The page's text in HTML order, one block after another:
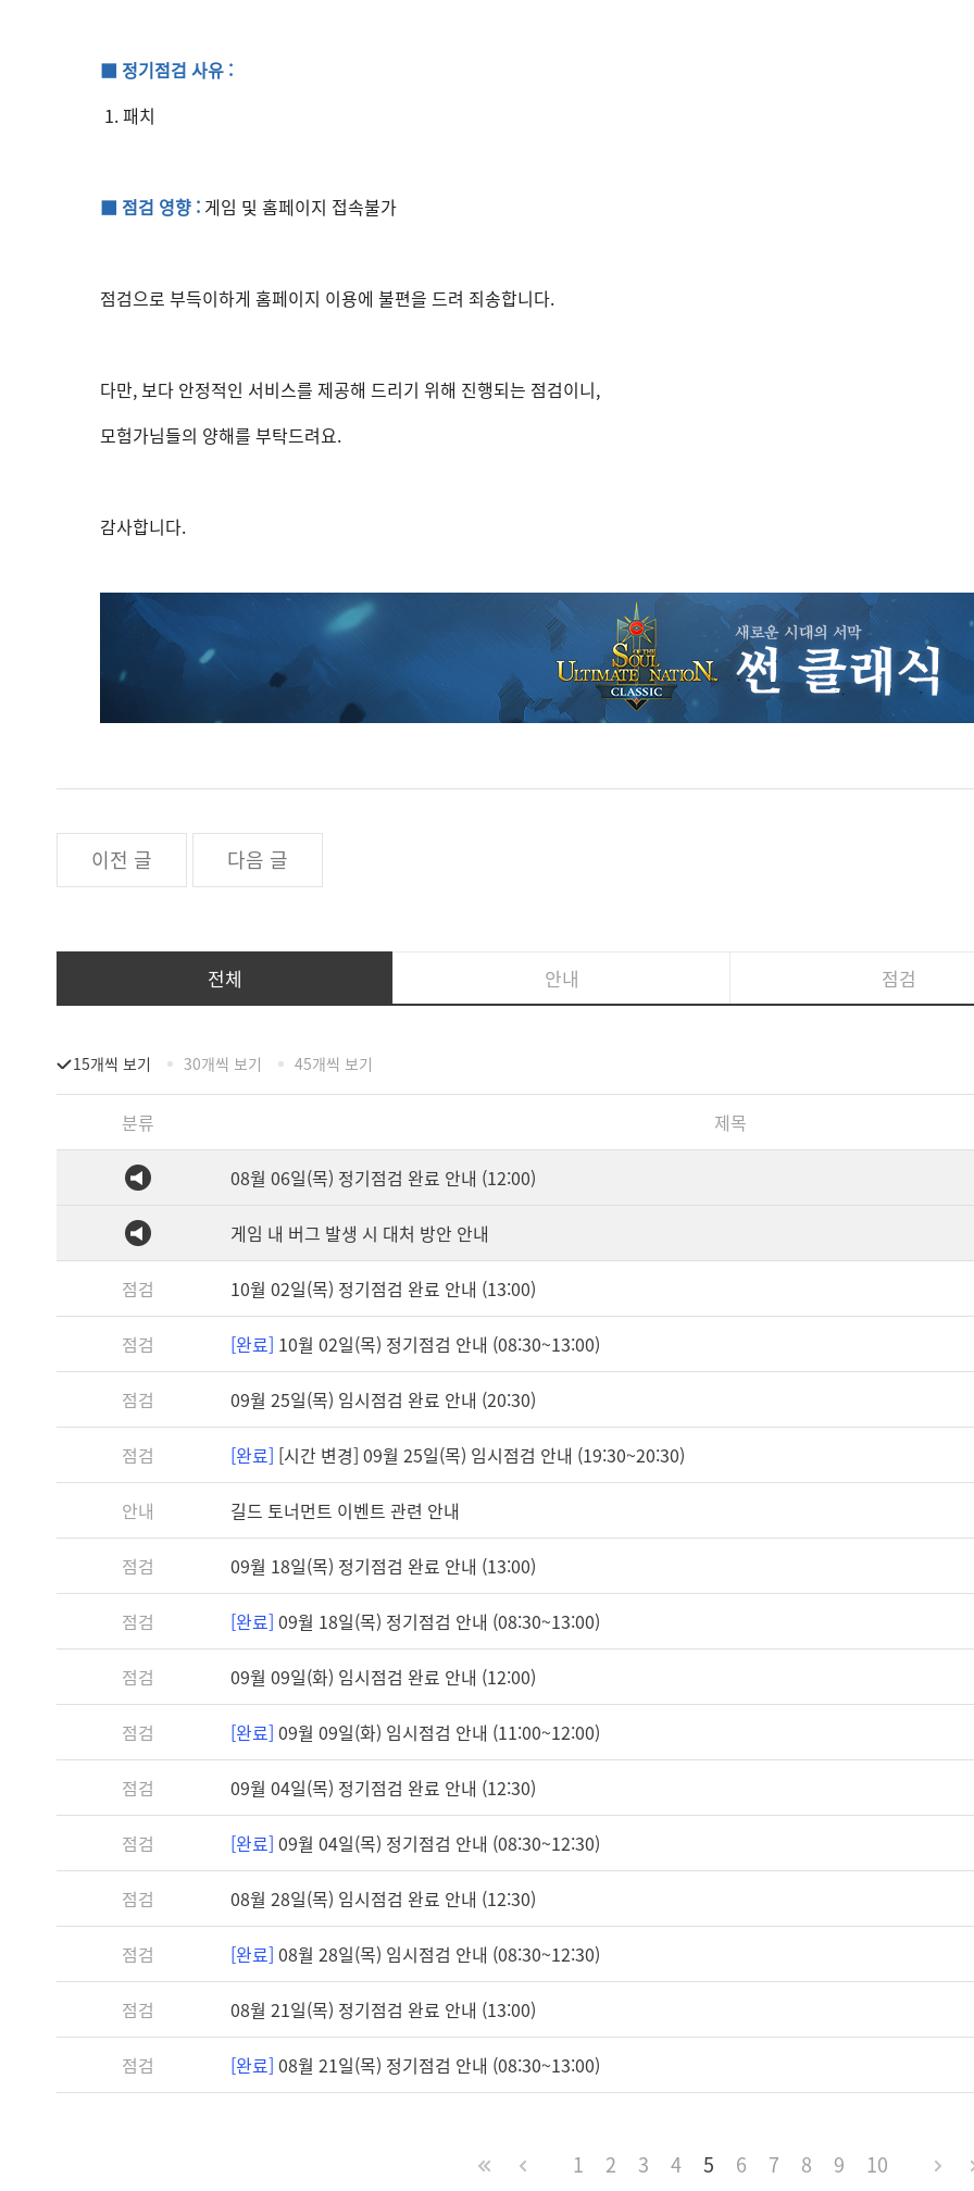
■ 정기점검 사유 :
1. 패치
■ 점검 영향 : 게임 및 홈페이지 접속불가
점검으로 부득이하게 홈페이지 이용에 불편을 드려 죄송합니다.
다만, 보다 안정적인 서비스를 제공해 드리기 위해 진행되는 점검이니,
모험가님들의 양해를 부탁드려요.
감사합니다.
이전 글 다음 글
전체 안내 점검
15개씩 보기 30개씩 보기 45개씩 보기
분류 제목
08월 06일(목) 정기점검 완료 안내 (12:00)
게임 내 버그 발생 시 대처 방안 안내
점검 10월 02일(목) 정기점검 완료 안내 (13:00)
점검 [완료] 10월 02일(목) 정기점검 안내 (08:30~13:00)
점검 09월 25일(목) 임시점검 완료 안내 (20:30)
점검 [완료] [시간 변경] 09월 25일(목) 임시점검 안내 (19:30~20:30)
안내 길드 토너먼트 이벤트 관련 안내
점검 09월 18일(목) 정기점검 완료 안내 (13:00)
점검 [완료] 09월 18일(목) 정기점검 안내 (08:30~13:00)
점검 09월 09일(화) 임시점검 완료 안내 (12:00)
점검 [완료] 09월 09일(화) 임시점검 안내 (11:00~12:00)
점검 09월 04일(목) 정기점검 완료 안내 (12:30)
점검 [완료] 09월 04일(목) 정기점검 안내 (08:30~12:30)
점검 08월 28일(목) 임시점검 완료 안내 (12:30)
점검 [완료] 08월 28일(목) 임시점검 안내 (08:30~12:30)
점검 08월 21일(목) 정기점검 완료 안내 (13:00)
점검 [완료] 08월 21일(목) 정기점검 안내 (08:30~13:00)
1 2 3 4 5 6 7 8 9 10